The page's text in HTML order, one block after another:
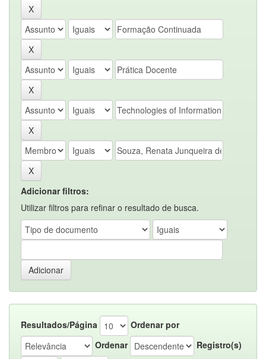
Adicionar filtros:
Utilizar filtros para refinar o resultado de busca.
Resultados/Página
Ordenar por
Ordenar
Registro(s)